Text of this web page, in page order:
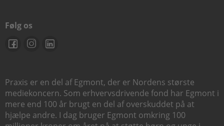
Følg os
Praxis er en del af Egmont, der er Nordens største
mediekoncern. Som erhvervsdrivende fond har Egmont i
mere end 100 år brugt en del af overskuddet på at
hjælpe andre. I dag bruger Egmont omkring 100